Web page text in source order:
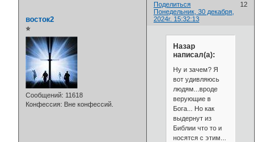
Поделиться
12
Понедельник, 30 декабря,
2024г. 15:32:13
восток2
⭐
Сообщений: 11618
Конфессия: Вне конфессий.
Назар
написал(а):
Ну и зачем? Я
вот удивляюсь
людям...вроде
верующие в
Бога... Но как
выдернут из
Библии что то и
носятся с этим...